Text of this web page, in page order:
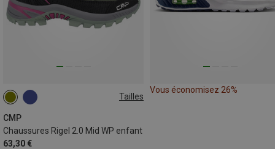
Tailles
CMP
Chaussures Rigel 2.0 Mid WP enfant
63,30 €
31 33
Vous économisez 26%